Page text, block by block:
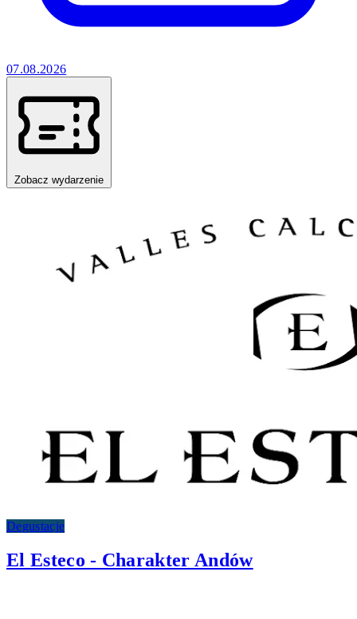
07.08.2026
Zobacz wydarzenie
Degustacje
El Esteco - Charakter Andów